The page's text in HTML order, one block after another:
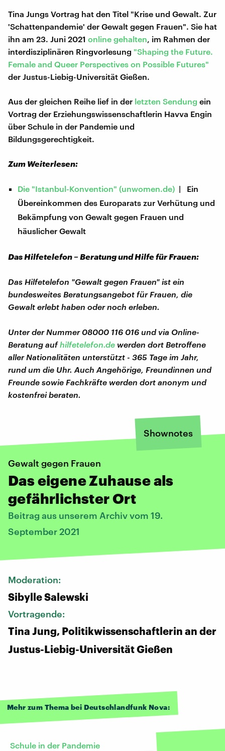
Tina Jungs Vortrag hat den Titel "Krise und Gewalt. Zur
'Schattenpandemie' der Gewalt gegen Frauen". Sie hat
ihn am 23. Juni 2021 online gehalten , im Rahmen der
interdisziplinären Ringvorlesung "Shaping the Future.
Female and Queer Perspectives on Possible Futures"
der Justus-Liebig-Universität Gießen.
Aus der gleichen Reihe lief in der letzten Sendung ein
Vortrag der Erziehungswissenschaftlerin Havva Engin
über Schule in der Pandemie und
Bildungsgerechtigkeit.
Zum Weiterlesen:
Die "Istanbul-Konvention" (unwomen.de) | Ein
Übereinkommen des Europarats zur Verhütung und
Bekämpfung von Gewalt gegen Frauen und
häuslicher Gewalt
Das Hilfetelefon – Beratung und Hilfe für Frauen:
Das Hilfetelefon "Gewalt gegen Frauen" ist ein
bundesweites Beratungsangebot für Frauen, die
Gewalt erlebt haben oder noch erleben.
Unter der Nummer 08000 116 016 und via Online-
Beratung auf hilfetelefon.de werden dort Betroffene
aller Nationalitäten unterstützt - 365 Tage im Jahr,
rund um die Uhr. Auch Angehörige, Freundinnen und
Freunde sowie Fachkräfte werden dort anonym und
kostenfrei beraten.
Shownotes
Gewalt gegen Frauen
Das eigene Zuhause als
gefährlichster Ort
Beitrag aus unserem Archiv vom 19.
September 2021
Moderation:
Sibylle Salewski
Vortragende:
Tina Jung, Politikwissenschaftlerin an der
Justus-Liebig-Universität Gießen
Mehr zum Thema bei Deutschlandfunk Nova:
Schule in der Pandemie